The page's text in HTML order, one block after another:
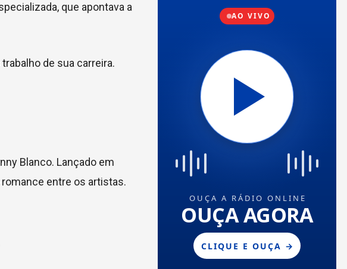
que apontava a
de sua carreira.
Blanco. Lançado em
entre os artistas.